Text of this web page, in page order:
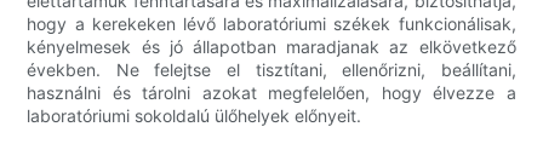
hogy a kerekeken lévő laboratóriumi székek funkcionálisak,
kényelmesek és jó állapotban maradjanak az elkövetkező
években. Ne felejtse el tisztítani, ellenőrizni, beállítani,
használni és tárolni azokat megfelelően, hogy élvezze a
laboratóriumi sokoldalú ülőhelyek előnyeit.